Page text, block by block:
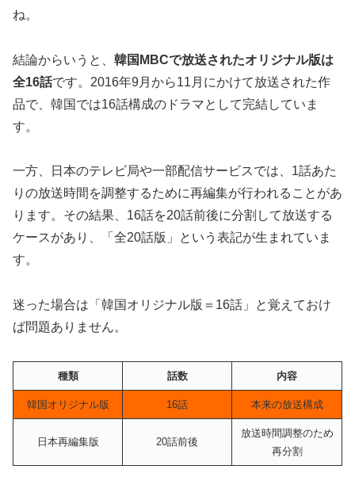
ね。
結論からいうと、 韓国MBCで放送されたオリジナル版は
全16話です。2016年9月から11月にかけて放送された作
品で、韓国では16話構成のドラマとして完結していま
す。
一方、日本のテレビ局や一部配信サービスでは、1話あた
りの放送時間を調整するために再編集が行われることがあ
ります。その結果、16話を20話前後に分割して放送する
ケースがあり、「全20話版」という表記が生まれていま
す。
迷った場合は「韓国オリジナル版＝16話」と覚えておけ
ば問題ありません。
種類 話数 内容
韓国オリジナル版 16話 本来の放送構成
日本再編集版 20話前後
放送時間調整のため
再分割